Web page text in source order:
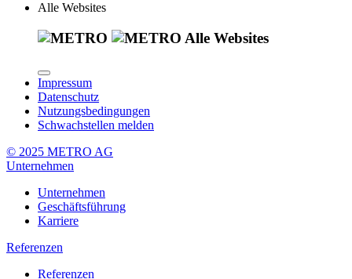
Alle Websites
Alle Websites
Impressum
Datenschutz
Nutzungsbedingungen
Schwachstellen melden
© 2025 METRO AG
Unternehmen
Unternehmen
Geschäftsführung
Karriere
Referenzen
Referenzen